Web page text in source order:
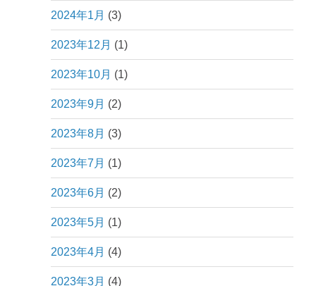
2024年1月 (3)
2023年12月 (1)
2023年10月 (1)
2023年9月 (2)
2023年8月 (3)
2023年7月 (1)
2023年6月 (2)
2023年5月 (1)
2023年4月 (4)
2023年3月 (4)